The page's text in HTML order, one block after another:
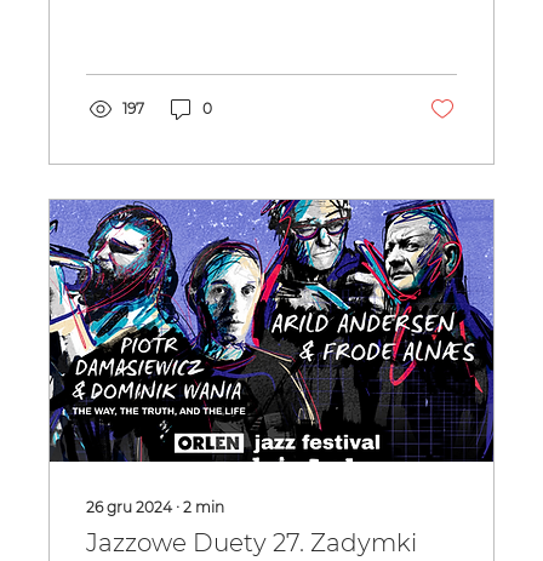
197 0
26 gru 2024∙ 2 min
Jazzowe Duety 27. Zadymki